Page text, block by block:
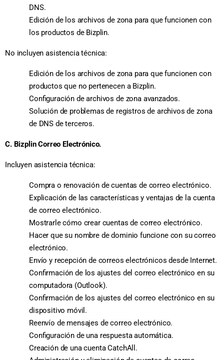
DNS.
Edición de los archivos de zona para que funcionen con
los productos de Bizplin.
No incluyen asistencia técnica:
Edición de los archivos de zona para que funcionen con
productos que no pertenecen a Bizplin.
Configuración de archivos de zona avanzados.
Solución de problemas de registros de archivos de zona
de DNS de terceros.
C. Bizplin Correo Electrónico.
Incluyen asistencia técnica:
Compra o renovación de cuentas de correo electrónico.
Explicación de las características y ventajas de la cuenta
de correo electrónico.
Mostrarle cómo crear cuentas de correo electrónico.
Hacer que su nombre de dominio funcione con su correo
electrónico.
Envío y recepción de correos electrónicos desde Internet.
Confirmación de los ajustes del correo electrónico en su
computadora (Outlook).
Confirmación de los ajustes del correo electrónico en su
dispositivo móvil.
Reenvío de mensajes de correo electrónico.
Configuración de una respuesta automática.
Creación de una cuenta CatchAll.